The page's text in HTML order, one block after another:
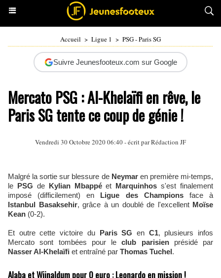
Accueil > Ligue 1 > PSG - Paris SG
Suivre Jeunesfooteux.com sur Google
Mercato PSG : Al-Khelaïfi en rêve, le
Paris SG tente ce coup de génie !
Vendredi 30 Octobre 2020 06:40 - écrit par Rédaction JF
Malgré la sortie sur blessure de Neymaren première mi-temps,
le PSG de Kylian Mbappéet Marquinhos s'est finalement
imposé (difficilement) en Ligue des Championsface à
Istanbul Basaksehir, grâce à un doublé de l'excellent Moïse
Kean (0-2).
Et outre cette victoire du Paris SG en C1, plusieurs infos
Mercato sont tombées pour leclub parisienprésidé par
Nasser Al-Khelaïfi et entraîné par Thomas Tuchel.
Alaba et Wijnaldum pour 0 euro : Leonardo en mission !